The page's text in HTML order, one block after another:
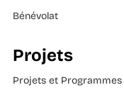
Bénévolat
Projets
Projets et Programmes